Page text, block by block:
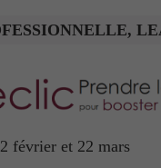
2 février et 22 mars